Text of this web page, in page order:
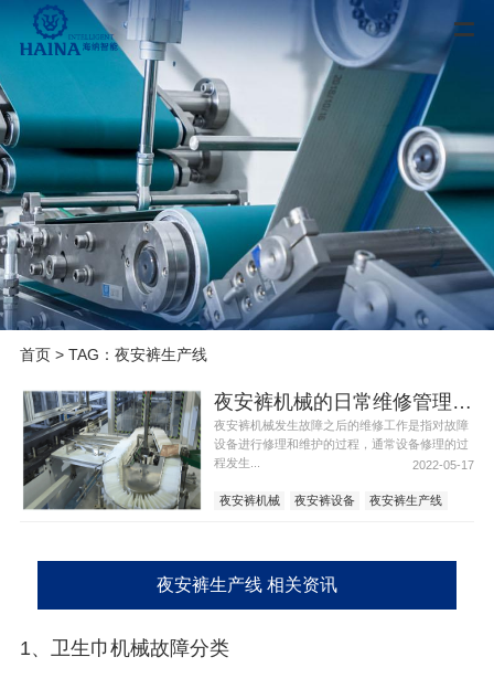
首页> TAG：夜安裤生产线
夜安裤机械的日常维修管理工作
夜安裤机械发生故障之后的维修工作是指对故障
设备进行修理和维护的过程，通常设备修理的过
程发生...
2022-05-17
夜安裤机械 夜安裤设备 夜安裤生产线
夜安裤生产线 相关资讯
1、卫生巾机械故障分类